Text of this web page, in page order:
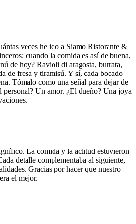
veces he ido a Siamo Ristorante &
cuando la comida es así de buena,
de hoy? Ravioli di aragosta, burrata,
de fresa y tiramisú. Y sí, cada bocado
Tómalo como una señal para dejar de
Un amor. ¿El dueño? Una joya
La comida y la actitud estuvieron
detalle complementaba al siguiente,
Gracias por hacer que nuestro
el mejor.